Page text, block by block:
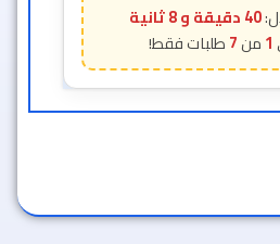
40 دقيقة و 6 ثانية
1
7